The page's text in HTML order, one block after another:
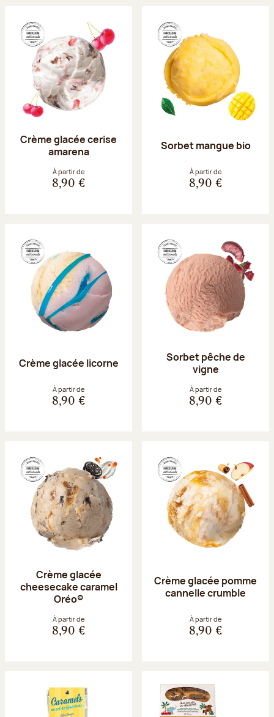
Crème glacée cerise
amarena
À partir de
8,90 €
Sorbet mangue bio
À partir de
8,90 €
Crème glacée licorne
À partir de
8,90 €
Sorbet pêche de
vigne
À partir de
8,90 €
Crème glacée
cheesecake caramel
Oréo®
À partir de
8,90 €
Crème glacée pomme
cannelle crumble
À partir de
8,90 €